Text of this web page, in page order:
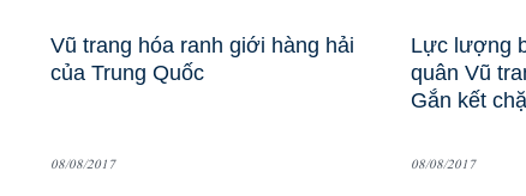
Vũ trang hóa ranh giới hàng hải
của Trung Quốc
08/08/2017
Lực lượng
quân Vũ
Gắn kết
08/08/2017